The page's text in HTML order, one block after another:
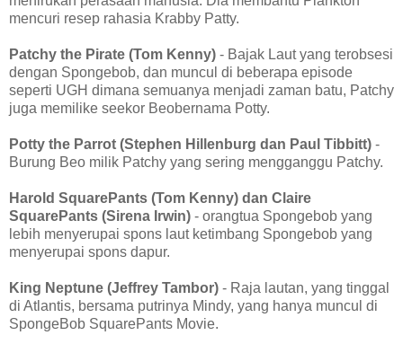
mencuri resep rahasia Krabby Patty.
Patchy the Pirate (Tom Kenny) - Bajak Laut yang terobsesi
dengan Spongebob, dan muncul di beberapa episode
seperti UGH dimana semuanya menjadi zaman batu, Patchy
juga memilike seekor Beobernama Potty.
Potty the Parrot (Stephen Hillenburg dan Paul Tibbitt) -
Burung Beo milik Patchy yang sering mengganggu Patchy.
Harold SquarePants (Tom Kenny) dan Claire
SquarePants (Sirena Irwin) - orangtua Spongebob yang
lebih menyerupai spons laut ketimbang Spongebob yang
menyerupai spons dapur.
King Neptune (Jeffrey Tambor) - Raja lautan, yang tinggal
di Atlantis, bersama putrinya Mindy, yang hanya muncul di
SpongeBob SquarePants Movie.